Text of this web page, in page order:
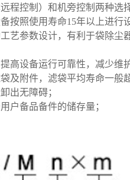
程控制）和机旁控制两种选择
按照使用寿命15年以上进行
艺参数设计，有利于袋除尘
高设备运行可靠性，减少维
及附件，滤袋平均寿命一般
出无障碍；
户备品备件的储存量；